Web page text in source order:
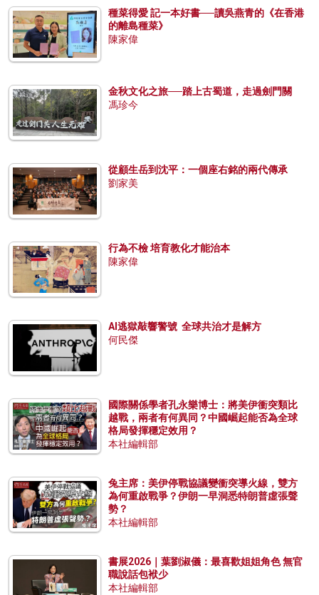
種菜得愛 記一本好書──讀吳燕青的《在香港
的離島種菜》
陳家偉
金秋文化之旅──踏上古蜀道，走過劍門關
馮珍今
從顧生岳到沈平：一個座右銘的兩代傳承
劉家美
行為不檢 培育教化才能治本
陳家偉
AI逃獄敲響警號 全球共治才是解方
何民傑
國際關係學者孔永樂博士：將美伊衝突類比
越戰，兩者有何異同？中國崛起能否為全球
格局發揮穩定效用？
本社編輯部
兔主席：美伊停戰協議變衝突導火線，雙方
為何重啟戰爭？伊朗一早洞悉特朗普虛張聲
勢？
本社編輯部
書展2026｜葉劉淑儀：最喜歡姐姐角色 無官
職說話包袱少
本社編輯部